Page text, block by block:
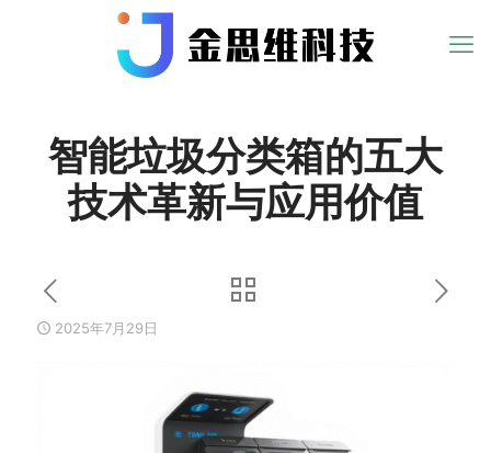
智能垃圾分类箱的五大
技术革新与应用价值
2025年7月29日